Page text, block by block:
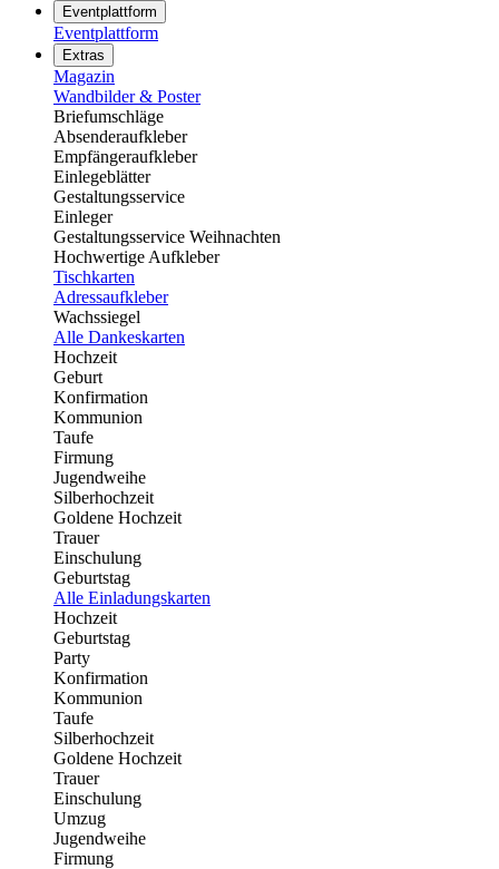
Eventplattform
Eventplattform
Extras
Magazin
Wandbilder & Poster
Briefumschläge
Absenderaufkleber
Empfängeraufkleber
Einlegeblätter
Gestaltungsservice
Einleger
Gestaltungsservice Weihnachten
Hochwertige Aufkleber
Tischkarten
Adressaufkleber
Wachssiegel
Alle Dankeskarten
Hochzeit
Geburt
Konfirmation
Kommunion
Taufe
Firmung
Jugendweihe
Silberhochzeit
Goldene Hochzeit
Trauer
Einschulung
Geburtstag
Alle Einladungskarten
Hochzeit
Geburtstag
Party
Konfirmation
Kommunion
Taufe
Silberhochzeit
Goldene Hochzeit
Trauer
Einschulung
Umzug
Jugendweihe
Firmung